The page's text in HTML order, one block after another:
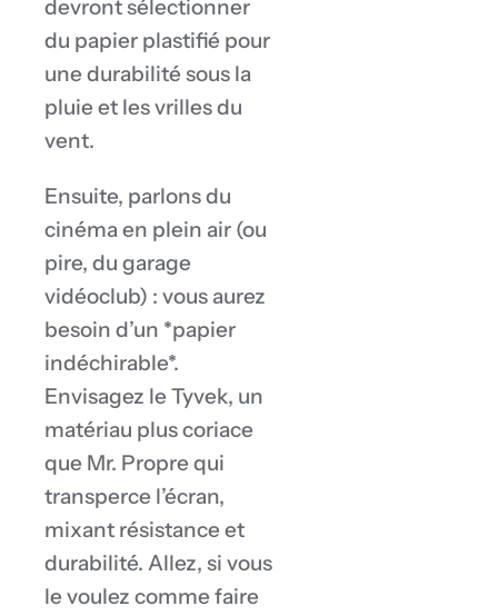
devront sélectionner
du papier plastifié pour
une durabilité sous la
pluie et les vrilles du
vent.
Ensuite, parlons du
cinéma en plein air (ou
pire, du garage
vidéoclub) : vous aurez
besoin d’un *papier
indéchirable*.
Envisagez le Tyvek, un
matériau plus coriace
que Mr. Propre qui
transperce l’écran,
mixant résistance et
durabilité. Allez, si vous
le voulez comme faire